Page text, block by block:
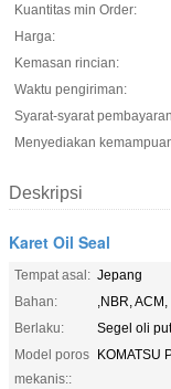
Kuantitas min Order:
Harga:
Kemasan rincian:
Waktu pengiriman:
Syarat-syarat
Menyediakan
Deskripsi
Karet Oil Seal
Tempat asal: Jepang
Bahan:
,NBR, ACM,
Berlaku:
Segel oli
Model poros
mekanis::
KOMATSU